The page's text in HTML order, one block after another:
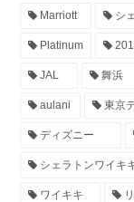
Marriott シ
Platinum
JAL 舞浜
aulani 東京
ディズニー
シェラトンワイキ
ワイキキ リ